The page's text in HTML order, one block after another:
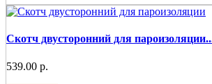
Скотч двусторонний для
539.00 р.